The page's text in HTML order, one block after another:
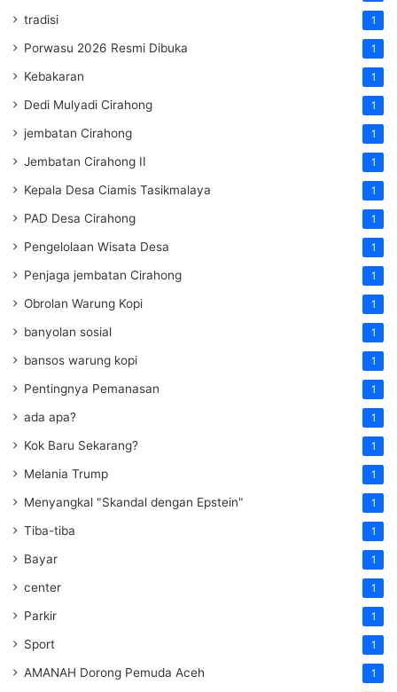
tradisi 1
Porwasu 2026 Resmi Dibuka 1
Kebakaran 1
Dedi Mulyadi Cirahong 1
jembatan Cirahong 1
Jembatan Cirahong II 1
Kepala Desa Ciamis Tasikmalaya 1
PAD Desa Cirahong 1
Pengelolaan Wisata Desa 1
Penjaga jembatan Cirahong 1
Obrolan Warung Kopi 1
banyolan sosial 1
bansos warung kopi 1
Pentingnya Pemanasan 1
ada apa? 1
Kok Baru Sekarang? 1
Melania Trump 1
Menyangkal "Skandal dengan Epstein" 1
Tiba-tiba 1
Bayar 1
center 1
Parkir 1
Sport 1
AMANAH Dorong Pemuda Aceh 1